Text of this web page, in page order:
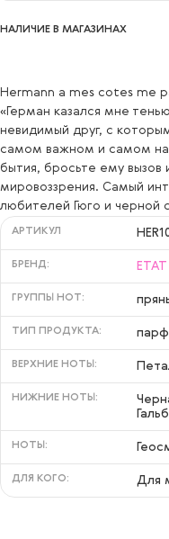
50 мл
НАЛИЧИЕ В МАГАЗИНАХ
Hermann a mes cotes me
«Герман казался мне
невидимый друг, с
самом важном и самом
бытия, бросьте ему вызов
мировоззрения. Самый
любителей Гюго и черной
АРТИКУЛ
БРЕНД:
ГРУППЫ НОТ:
ТИП ПРОДУКТА:
ВЕРХНИЕ НОТЫ:
НИЖНИЕ НОТЫ:
НОТЫ:
ДЛЯ КОГО: Для